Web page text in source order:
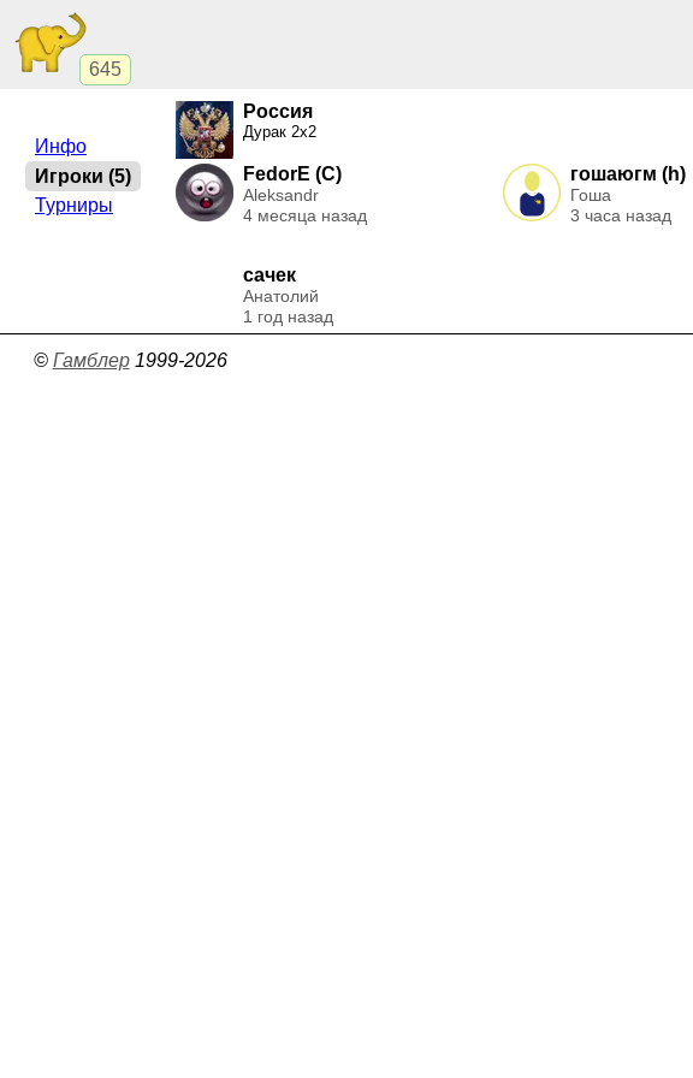
645
Россия
Дурак 2х2
FedorE (C)
Aleksandr
4 месяца назад
гошаюгм (h)
Гоша
3 часа назад
сачек
Анатолий
1 год назад
Инфо
Игроки (5)
Турниры
© Гамблер1999-2026